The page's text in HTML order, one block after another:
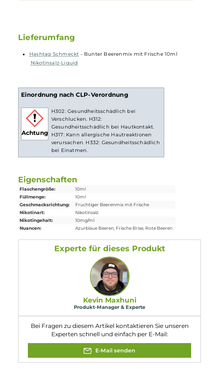
höheren Dosen pro Zug aufzunehmen, andererseits erfolgt
die Aufnahme des Nikotins schneller als gewohnt. Natürlich
ist bei höheren Nikotingehalten darauf zu achten, dass es
weniger Züge braucht um die gleiche Nikotinaufnahme zu
Lieferumfang
Hashtag Schmeckt - Bunter Beerenmix mit Frische 10ml
Nikotinsalz-Liquid
Einordnung nach CLP-Verordnung
Achtung
H302: Gesundheitsschädlich bei
Verschlucken. H312:
Gesundheitsschädlich bei Hautkontakt.
H317: Kann allergische Hautreaktionen
verursachen. H332: Gesundheitsschädlich
bei Einatmen.
10ml
10ml
Geschmacksrichtung:
Fruchtiger Beerenmix mit Frische
Nikotinart:
Nikotinsalz
Nikotingehalt:
10mg/ml
Azurblaue Beeren, Frische Brise, Rote Beeren
Experte für dieses Produkt